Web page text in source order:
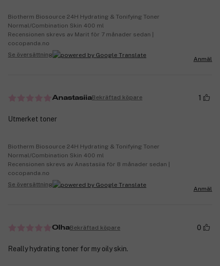
Biotherm Biosource 24H Hydrating & Tonifying Toner
Normal/Combination Skin 400 ml
Recensionen skrevs av Marit för 7 månader sedan |
cocopanda.no
Se översättning
Anmäl
AnastasiiaBekräftad köpare 1
Utmerket toner
Biotherm Biosource 24H Hydrating & Tonifying Toner
Normal/Combination Skin 400 ml
Recensionen skrevs av Anastasiia för 8 månader sedan |
cocopanda.no
Se översättning
Anmäl
OlhaBekräftad köpare 0
Really hydrating toner for my oily skin.